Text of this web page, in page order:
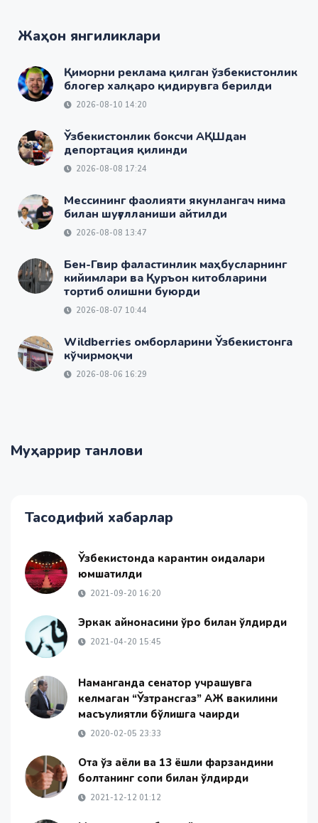
Жаҳон янгиликлари
Қиморни реклама қилган ўзбекистонлик
блогер халқаро қидирувга берилди
2026-08-10 14:20
Ўзбекистонлик боксчи АҚШдан
депортация қилинди
2026-08-08 17:24
Мессининг фаолияти якунлангач нима
билан шуғулланиши айтилди
2026-08-08 13:47
Бен-Гвир фаластинлик маҳбусларнинг
кийимлари ва Қуръон китобларини
тортиб олишни буюрди
2026-08-07 10:44
Wildberries омборларини Ўзбекистонга
кўчирмоқчи
2026-08-06 16:29
Муҳаррир танлови
Тасодифий хабарлар
Ўзбекистонда карантин қоидалари
юмшатилди
2021-09-20 16:20
Эркак қайнонасини ўроқ билан ўлдирди
2021-04-20 15:45
Наманганда сенатор учрашувга
келмаган “Ўзтрансгаз” АЖ вакилини
масъулиятли бўлишга чақирди
2020-02-05 23:33
Ота ўз аёли ва 13 ёшли фарзандини
болтанинг сопи билан ўлдирди
2021-12-12 01:12